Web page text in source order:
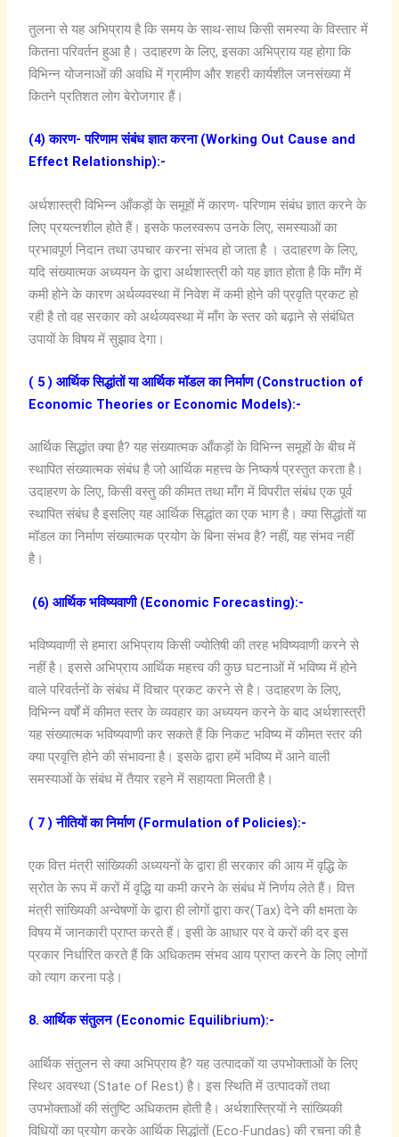
तुलना से यह अभिप्राय है कि समय के साथ-साथ किसी समस्या के विस्तार में
कितना परिवर्तन हुआ है। उदाहरण के लिए, इसका अभिप्राय यह होगा कि
विभिन्न योजनाओं की अवधि में ग्रामीण और शहरी कार्यशील जनसंख्या में
कितने प्रतिशत लोग बेरोजगार हैं।
(4) कारण- परिणाम संबंध ज्ञात करना (Working Out Cause and
Effect Relationship):-
अर्थशास्त्री विभिन्न आँकड़ों के समूहों में कारण- परिणाम संबंध ज्ञात करने के
लिए प्रयत्नशील होते हैं। इसके फलस्वरूप उनके लिए, समस्याओं का
प्रभावपूर्ण निदान तथा उपचार करना संभव हो जाता है । उदाहरण के लिए,
यदि संख्यात्मक अध्ययन के द्वारा अर्थशास्त्री को यह ज्ञात होता है कि माँग में
कमी होने के कारण अर्थव्यवस्था में निवेश में कमी होने की प्रवृति प्रकट हो
रही है तो वह सरकार को अर्थव्यवस्था में माँग के स्तर को बढ़ाने से संबंधित
उपायों के विषय में सुझाव देगा।
( 5 ) आर्थिक सिद्धांतों या आर्थिक मॉडल का निर्माण (Construction of
Economic Theories or Economic Models):-
आर्थिक सिद्धांत क्या है? यह संख्यात्मक आँकड़ों के विभिन्न समूहों के बीच में
स्थापित संख्यात्मक संबंध है जो आर्थिक महत्त्व के निष्कर्ष प्रस्तुत करता है।
उदाहरण के लिए, किसी वस्तु की कीमत तथा माँग में विपरीत संबंध एक पूर्व
स्थापित संबंध है इसलिए यह आर्थिक सिद्धांत का एक भाग है। क्या सिद्धांतों या
मॉडल का निर्माण संख्यात्मक प्रयोग के बिना संभव है? नहीं, यह संभव नहीं
है।
(6) आर्थिक भविष्यवाणी (Economic Forecasting):-
भविष्यवाणी से हमारा अभिप्राय किसी ज्योतिषी की तरह भविष्यवाणी करने से
नहीं है। इससे अभिप्राय आर्थिक महत्त्व की कुछ घटनाओं में भविष्य में होने
वाले परिवर्तनों के संबंध में विचार प्रकट करने से है। उदाहरण के लिए,
विभिन्न वर्षों में कीमत स्तर के व्यवहार का अध्ययन करने के बाद अर्थशास्त्री
यह संख्यात्मक भविष्यवाणी कर सकते हैं कि निकट भविष्य में कीमत स्तर की
क्या प्रवृत्ति होने की संभावना है। इसके द्वारा हमें भविष्य में आने वाली
समस्याओं के संबंध में तैयार रहने में सहायता मिलती है।
( 7 ) नीतियों का निर्माण (Formulation of Policies):-
एक वित्त मंत्री सांख्यिकी अध्ययनों के द्वारा ही सरकार की आय में वृद्धि के
स्रोत के रूप में करों में वृद्धि या कमी करने के संबंध में निर्णय लेते हैं। वित्त
मंत्री सांख्यिकी अन्वेषणों के द्वारा ही लोगों द्वारा कर(Tax) देने की क्षमता के
विषय में जानकारी प्राप्त करते हैं। इसी के आधार पर वे करों की दर इस
प्रकार निर्धारित करते हैं कि अधिकतम संभव आय प्राप्त करने के लिए लोगों
को त्याग करना पड़े।
8. आर्थिक संतुलन (Economic Equilibrium):-
आर्थिक संतुलन से क्या अभिप्राय है? यह उत्पादकों या उपभोक्ताओं के लिए
स्थिर अवस्था (State of Rest) है। इस स्थिति में उत्पादकों तथा
उपभोक्ताओं की संतुष्टि अधिकतम होती है। अर्थशास्त्रियों ने सांख्यिकी
विधियों का प्रयोग करके आर्थिक सिद्धांतों (Eco-Fundas) की रचना की है